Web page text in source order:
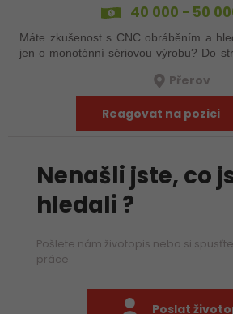
40 000 - 50
Máte zkušenost s CNC obráběním a
jen o monotónní sériovou výrobu? Do strojírenské společnosti
Přerov
Reagovat na pozici
Nenašli jste, co
hledali ?
Pošlete nám životopis nebo si
práce
Poslat